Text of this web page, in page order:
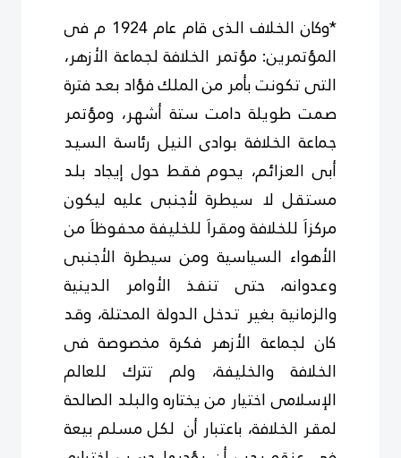
*وكان الخلاف الذى قام عام 1924 م فى
المؤتمرين: مؤتمر الخلافة لجماعة الأزهر،
التى تكونت بأمر من الملك فؤاد بعد فترة
صمت طويلة دامت ستة أشهر، ومؤتمر
جماعة الخلافة بوادى النيل رئاسة السيد
أبى العزائم، يحوم فقط حول إيجاد بلد
مستقل لا سيطرة لأجنبى عليه ليكون
مركزاَ للخلافة ومقراَ للخليفة محفوظاَ من
الأهواء السياسية ومن سيطرة الأجنبى
وعدوانه، حتى تنفذ الأوامر الدينية
والزمانية بغير تدخل الدولة المحتلة، وقد
كان لجماعة الأزهر فكرة مخصوصة فى
الخلافة والخليفة، ولم تترك للعالم
الإسلامى اختيار من يختاره والبلد الصالحة
لمقر الخلافة، باعتبار أن لكل مسلم بيعة